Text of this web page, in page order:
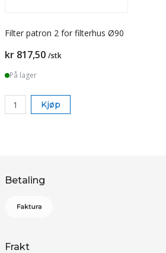
Filter patron 2 for filterhus Ø90
Pris
kr 817,50 /stk
På lager
Kjøp
Betaling
Frakt